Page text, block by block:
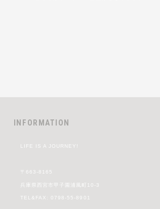
INFORMATION
LIFE IS A JOURNEY!
〒663-8165
兵庫県西宮市甲子園浦風町10-3
TEL&FAX: 0798-55-8901